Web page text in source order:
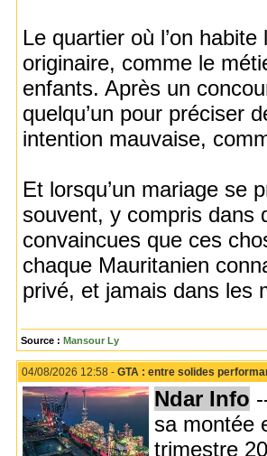
Le quartier où l’on
originaire, comme le
enfants. Après un
quelqu’un pour préciser
intention mauvaise,
Et lorsqu’un mariage se
souvent, y compris dans
convaincues que ces
chaque Mauritanien
privé, et jamais dans les
Source : Mansour Ly
04/08/2026 12:58 - GTA : entre solides
Ndar Info
sa montée
trimestre